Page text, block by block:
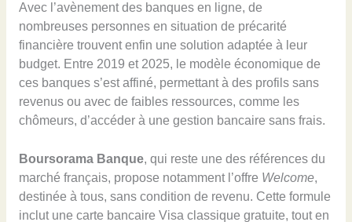
Avec l’avènement des banques en ligne, de
nombreuses personnes en situation de précarité
financière trouvent enfin une solution adaptée à leur
budget. Entre 2019 et 2025, le modèle économique de
ces banques s’est affiné, permettant à des profils sans
revenus ou avec de faibles ressources, comme les
chômeurs, d’accéder à une gestion bancaire sans frais.
Boursorama Banque, qui reste une des références du
marché français, propose notamment l’offre Welcome,
destinée à tous, sans condition de revenu. Cette formule
inclut une carte bancaire Visa classique gratuite, tout en